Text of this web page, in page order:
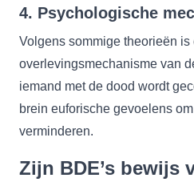
4. Psychologische
Volgens sommige theorieën is
overlevingsmechanisme van
iemand met de dood wordt
brein euforische gevoelens
verminderen.
Zijn BDE’s bewijs